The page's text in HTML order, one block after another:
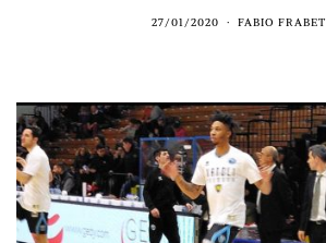
27/01/2020 FABIO